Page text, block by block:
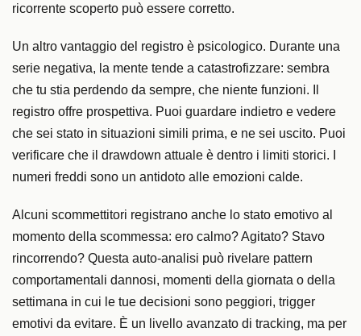
ricorrente scoperto può essere corretto.
Un altro vantaggio del registro è psicologico. Durante una
serie negativa, la mente tende a catastrofizzare: sembra
che tu stia perdendo da sempre, che niente funzioni. Il
registro offre prospettiva. Puoi guardare indietro e vedere
che sei stato in situazioni simili prima, e ne sei uscito. Puoi
verificare che il drawdown attuale è dentro i limiti storici. I
numeri freddi sono un antidoto alle emozioni calde.
Alcuni scommettitori registrano anche lo stato emotivo al
momento della scommessa: ero calmo? Agitato? Stavo
rincorrendo? Questa auto-analisi può rivelare pattern
comportamentali dannosi, momenti della giornata o della
settimana in cui le tue decisioni sono peggiori, trigger
emotivi da evitare. È un livello avanzato di tracking, ma per